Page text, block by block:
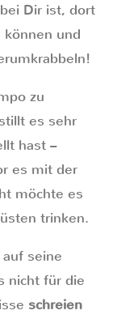
Dir ist, dort
und
zu
es sehr
hast –
es mit der
möchte es
trinken.
seine
nicht für die
schreien